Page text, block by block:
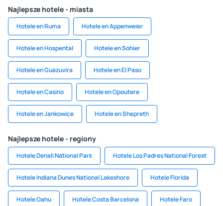
Najlepsze hotele - miasta
Hotele en Ruma Hotele en Appenweier
Hotele en Hospental Hotele en Sohier
Hotele en Guazuvira Hotele en El Paso
Hotele en Casino Hotele en Opoutere
Hotele en Jankowice Hotele en Shepreth
Najlepsze hotele - regiony
Hotele Denali National Park Hotele Los Padres National Forest
Hotele Indiana Dunes National Lakeshore Hotele Florida
Hotele Oahu Hotele Costa Barcelona Hotele Faro